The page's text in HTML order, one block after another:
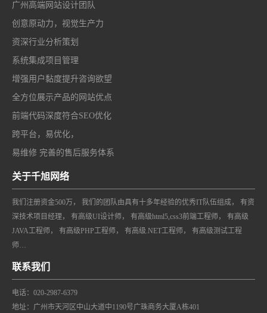
广州高端网站设计团队
创意原动力，视觉生产力
资深行业分析策划
系统集成项目管理
增强用户黏度提升咨询欲望
全方位展示产品的网站优点
前端代码深度符合SEO优化
跨平台，易优化，
易维修 完善的售后服务体系
关于千旭网络
我们注册资金500万， 我们的团队由具有十多年经验的优秀IT队伍组成， 有资
深技术项目经理， 有高级UI设计师， 有高级html5,css3前端工程师， 有高级
JAVA工程师， 有高级PHP工程师， 有高级.NET工程师， 有高级测试工程
师…
联系我们
电话：020-2987-6379
地址：广州市天河区中山大道中1190号广珠商务大厦A栋401